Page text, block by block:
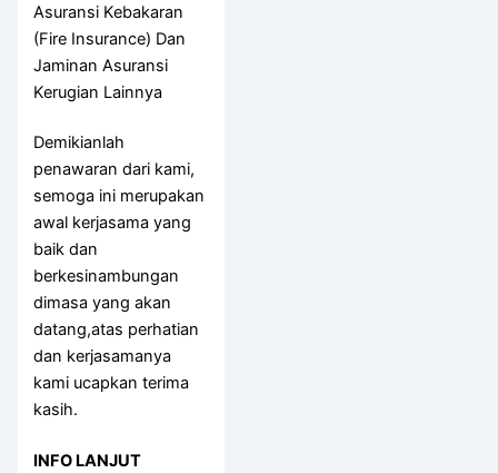
Asuransi Kebakaran
(Fire Insurance) Dan
Jaminan Asuransi
Kerugian Lainnya
Demikianlah
penawaran dari kami,
semoga ini merupakan
awal kerjasama yang
baik dan
berkesinambungan
dimasa yang akan
datang,atas perhatian
dan kerjasamanya
kami ucapkan terima
kasih.
INFO LANJUT